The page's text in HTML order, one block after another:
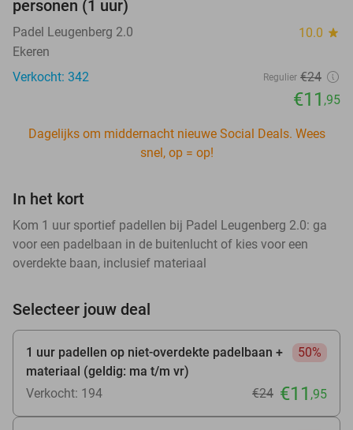
personen (1 uur)
Padel Leugenberg 2.0 10.0 star
Ekeren
Verkocht: 342
Regulier €24
€11 ,95
Dagelijks om middernacht nieuwe Social Deals. Wees
snel, op = op!
In het kort
Kom 1 uur sportief padellen bij Padel Leugenberg 2.0: ga
voor een padelbaan in de buitenlucht of kies voor een
overdekte baan, inclusief materiaal
Selecteer jouw deal
1 uur padellen op niet-overdekte padelbaan +
materiaal (geldig: ma t/m vr)
50%
Verkocht: 194 €24 €11 ,95